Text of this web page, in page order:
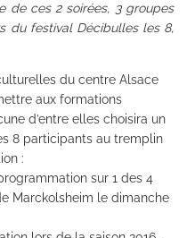
de ces 2 soirées, 3 groupes
du festival Décibulles les 8,
du centre Alsace
aux formations
d’entre elles choisira un
8 participants au tremplin
:
sur 1 des 4
Marckolsheim le dimanche